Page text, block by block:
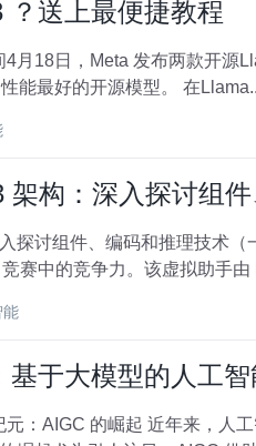
？送上最便捷教程
Llama 3 70B是目前同体量下，性能最好的开源模型。 在
构：深入探讨组件
一） Meta 通过推出新的开源 AI 模型 Llama 3 以及新版本
AI，正在加强其在人工智能 (AI 竞赛中的竞争
能
于大模型的人工